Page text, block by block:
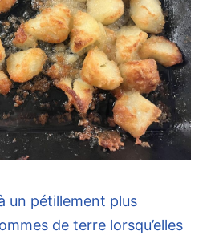
un pétillement plus
de terre lorsqu’elles